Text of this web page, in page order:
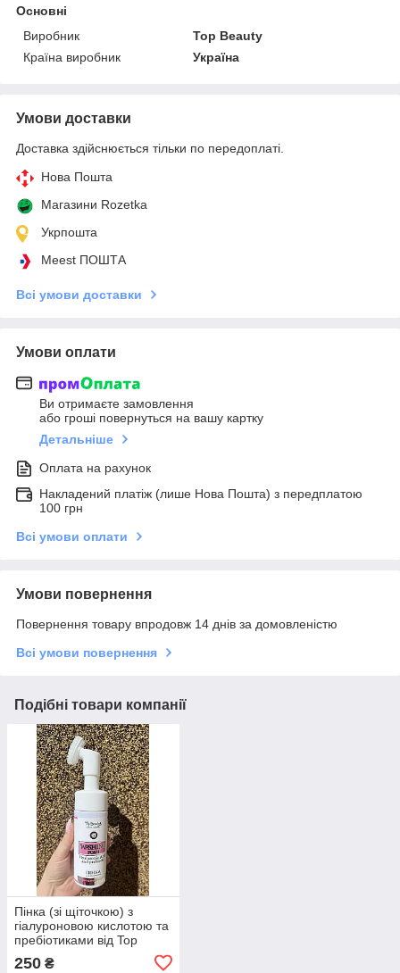
Основні
Виробник
Top Beauty
Країна виробник
Україна
Умови доставки
Доставка здійснюється тільки по передоплаті.
Нова Пошта
Магазини Rozetka
Укрпошта
Meest ПОШТА
Всі умови доставки
Умови оплати
Ви отримаєте замовлення
або гроші повернуться на вашу картку
Детальніше
Оплата на рахунок
Накладений платіж (лише Нова Пошта) з передплатою
100 грн
Всі умови оплати
Умови повернення
Повернення товару впродовж 14 днів за домовленістю
Всі умови повернення
Подібні товари компанії
Пінка (зі щіточкою) з
гіалуроновою кислотою та
пребіотиками від Top
250 ₴